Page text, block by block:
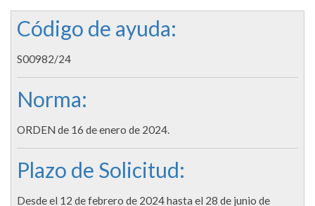
Código de ayuda:
S00982/24
Norma:
ORDEN de 16 de enero de 2024.
Plazo de Solicitud:
Desde el 12 de febrero de 2024 hasta el 28 de junio de